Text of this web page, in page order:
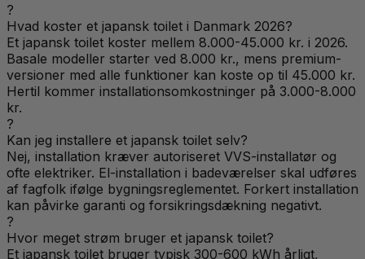
?
Hvad koster et japansk toilet i Danmark 2026?
Et japansk toilet koster mellem 8.000-45.000 kr. i 2026.
Basale modeller starter ved 8.000 kr., mens premium-
versioner med alle funktioner kan koste op til 45.000 kr.
Hertil kommer installationsomkostninger på 3.000-8.000
kr.
?
Kan jeg installere et japansk toilet selv?
Nej, installation kræver autoriseret VVS-installatør og
ofte elektriker. El-installation i badeværelser skal udføres
af fagfolk ifølge bygningsreglementet. Forkert installation
kan påvirke garanti og forsikringsdækning negativt.
?
Hvor meget strøm bruger et japansk toilet?
Et japansk toilet bruger typisk 300-600 kWh årligt,